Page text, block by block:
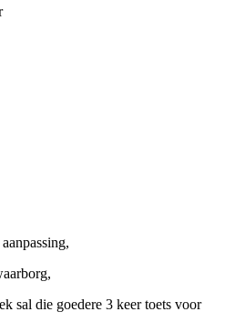
sal die goedere 3 keer toets voor